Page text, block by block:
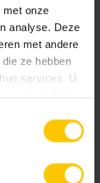
met onze
analyse. Deze
met andere
ze hebben
services. U
website blijft